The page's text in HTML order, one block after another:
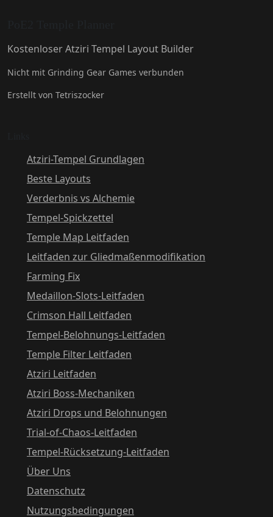
Kostenloser Atziri Tempel Layout Builder
Nicht mit Grinding Gear Games verbunden
Erstellt von Tetriszocker
Atziri-Tempel Grundlagen
Beste Layouts
Verderbnis vs Alchemie
Tempel-Spickzettel
Temple Map Leitfaden
Leitfaden zur Gliedmaßenmodifikation
Farming Fix
Medaillon-Slots-Leitfaden
Crimson Hall Leitfaden
Tempel-Belohnungs-Leitfaden
Temple Filter Leitfaden
Atziri Leitfaden
Atziri Boss-Mechaniken
Atziri Drops und Belohnungen
Trial-of-Chaos-Leitfaden
Tempel-Rücksetzung-Leitfaden
Über Uns
Datenschutz
Nutzungsbedingungen